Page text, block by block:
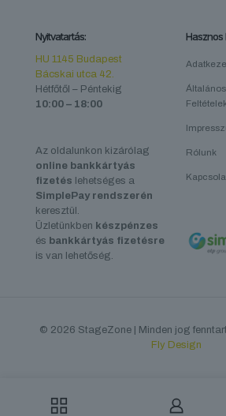
Nyitvatartás:
HU 1145 Budapest
Bácskai utca 42.
Hétfőtől – Péntekig
10:00 – 18:00
Az oldalunkon kizárólag
online bankkártyás
fizetés lehetséges a
SimplePay rendszerén
keresztül.
Üzletünkben készpénzes
és bankkártyás fizetésre
is van lehetőség.
Hasznos
Feltételek
Rólunk
© 2026 StageZone | Minden jog
Fly Design